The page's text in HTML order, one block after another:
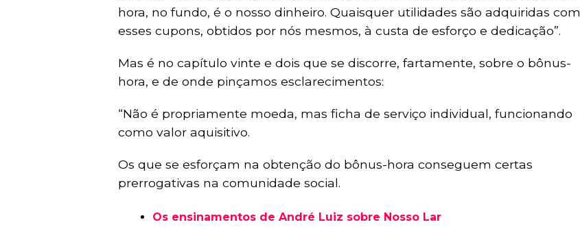
hora, no fundo, é o nosso dinheiro. Quaisquer utilidades são adquiridas com
esses cupons, obtidos por nós mesmos, à custa de esforço e dedicação”.
Mas é no capítulo vinte e dois que se discorre, fartamente, sobre o bônus-
hora, e de onde pinçamos esclarecimentos:
“Não é propriamente moeda, mas ficha de serviço individual, funcionando
como valor aquisitivo.
Os que se esforçam na obtenção do bônus-hora conseguem certas
prerrogativas na comunidade social.
Os ensinamentos de André Luiz sobre Nosso Lar